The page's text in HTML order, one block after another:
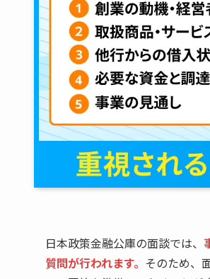
日本政策金融公庫の面談では、
質問が行われます。 そのため、